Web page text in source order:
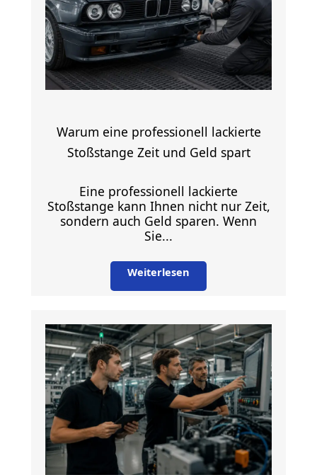
Warum eine professionell lackierte
Stoßstange Zeit und Geld spart
Eine professionell lackierte
Stoßstange kann Ihnen nicht nur Zeit,
sondern auch Geld sparen. Wenn
Sie...
Weiterlesen